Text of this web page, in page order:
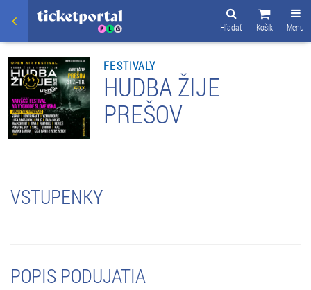
Menu
Košík
Hľadať
FESTIVALY
HUDBA ŽIJE
PREŠOV
VSTUPENKY
POPIS PODUJATIA